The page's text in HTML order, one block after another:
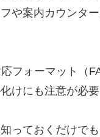
や案内カウンタ
フォーマット（
けにも注意が必要
っておくだけで